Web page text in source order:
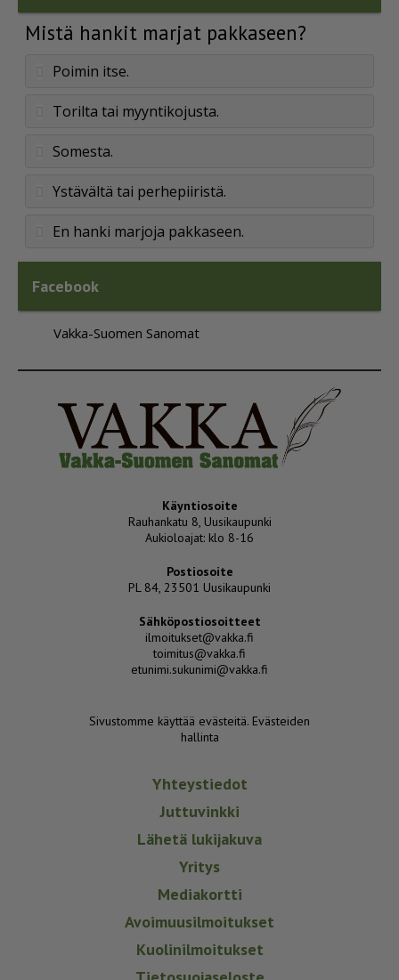
Mistä hankit marjat pakkaseen?
Poimin itse.
Torilta tai myyntikojusta.
Somesta.
Ystävältä tai perhepiiristä.
En hanki marjoja pakkaseen.
Facebook
Vakka-Suomen Sanomat
Käyntiosoite
Rauhankatu 8, Uusikaupunki
Aukioloajat: klo 8-16
Postiosoite
PL 84, 23501 Uusikaupunki
Sähköpostiosoitteet
ilmoitukset@vakka.fi
toimitus@vakka.fi
etunimi.sukunimi@vakka.fi
Sivustomme käyttää evästeitä. Evästeiden
hallinta
Yhteystiedot
Juttuvinkki
Lähetä lukijakuva
Yritys
Mediakortti
Avoimuusilmoitukset
Kuolinilmoitukset